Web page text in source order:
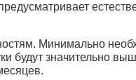
Минимально
будут значительно